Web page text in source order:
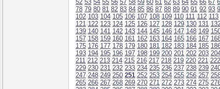
52 53 54 55 56 57 58 59 60 61 62 63 64 65 66 67
78 79 80 81 82 83 84 85 86 87 88 89 90 91 92 93
102 103 104 105 106 107 108 109 110 111 112 113
121 122 123 124 125 126 127 128 129 130 131
139 140 141 142 143 144 145 146 147 148 149
157 158 159 160 161 162 163 164 165 166 167
175 176 177 178 179 180 181 182 183 184 185
193 194 195 196 197 198 199 200 201 202 203
211 212 213 214 215 216 217 218 219 220 221 222
229 230 231 232 233 234 235 236 237 238 239
247 248 249 250 251 252 253 254 255 256 257
265 266 267 268 269 270 271 272 273 274 275